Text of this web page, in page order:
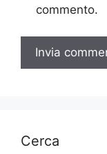
commento.
Cerca